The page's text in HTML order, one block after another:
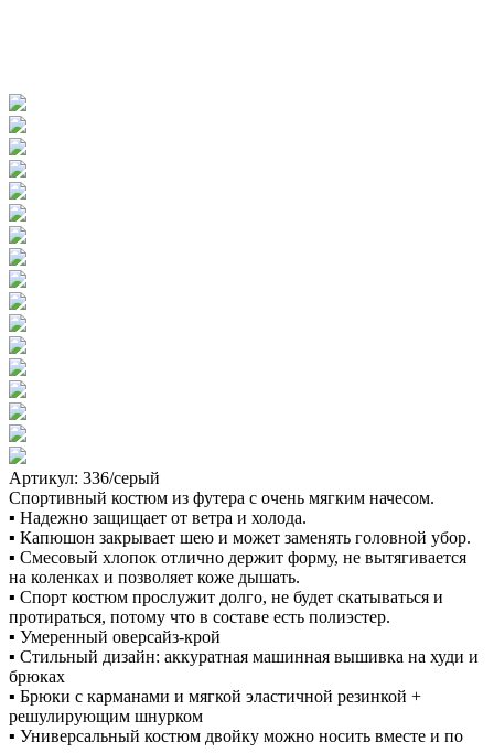
Артикул: 336/серый
Спортивный костюм из футера с очень мягким начесом.
▪ Надежно защищает от ветра и холода.
▪ Капюшон закрывает шею и может заменять головной убор.
▪ Смесовый хлопок отлично держит форму, не вытягивается
на коленках и позволяет коже дышать.
▪ Спорт костюм прослужит долго, не будет скатываться и
протираться, потому что в составе есть полиэстер.
▪ Умеренный оверсайз-крой
▪ Стильный дизайн: аккуратная машинная вышивка на худи и
брюках
▪ Брюки с карманами и мягкой эластичной резинкой +
решулирующим шнурком
▪ Универсальный костюм двойку можно носить вместе и по